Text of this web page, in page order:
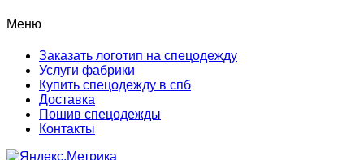
Меню
Заказать логотип на спецодежду
Услуги фабрики
Купить спецодежду в спб
Доставка
Пошив спецодежды
Контакты